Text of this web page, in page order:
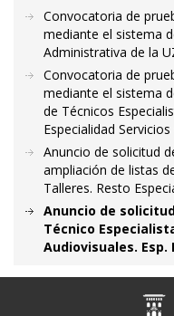
Convocatoria de
mediante el sistema
Administrativa de la
Convocatoria de
mediante el sistema
de Técnicos
Especialidad
Anuncio de solicitud
ampliación de listas
Talleres. Resto
Anuncio de
Técnico
Audiovisuales.